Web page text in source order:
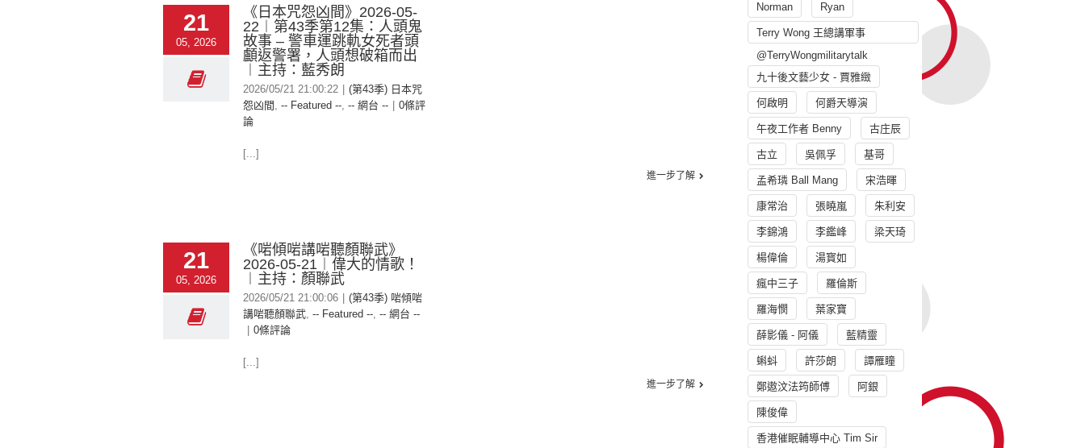
21
05, 2026
《日本咒怨凶間》2026-05-
22︱第43季第12集：人頭鬼
故事 – 警車運跳軌女死者頭
顱返警署，人頭想破箱而出
︱主持：藍秀朗
2026/05/21 21:00:22
(第43季) 日本咒
怨凶間 , -- Featured --, -- 網台 --
0條評
論
[...]
進一步了解
21
05, 2026
《啱傾啱講啱聽顏聯武》
2026-05-21︱偉大的情歌！
︱主持：顏聯武
2026/05/21 21:00:06
(第43季) 啱傾啱
講啱聽顏聯武, -- Featured --, -- 網台 --
0條評論
[...]
進一步了解
Norman Ryan
Terry Wong 王總講軍事
@TerryWongmilitarytalk
九十後文藝少女 - 賈雅緻
何啟明 何爵天導演
午夜工作者 Benny 古庄辰
古立 吳佩孚 基哥
孟希璘 Ball Mang 宋浩暉
康常治 張曉嵐 朱利安
李錦鴻 李鑑峰 梁天琦
楊偉倫 湯寳如
瘋中三子 羅倫斯
羅海憫 葉家寶
薛影儀 - 阿儀 藍精靈
蝌蚪 許莎朗 譚雁瞳
鄭遨汶法筠師傅 阿銀
陳俊偉
香港催眠輔導中心 Tim Sir